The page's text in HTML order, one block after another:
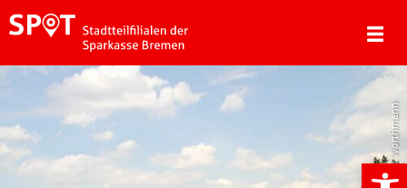
Tjark Worthmann